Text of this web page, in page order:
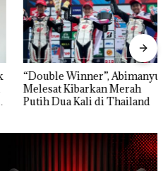
“Double Winner”, Abimanyu
Melesat Kibarkan Merah
Putih Dua Kali di Thailand